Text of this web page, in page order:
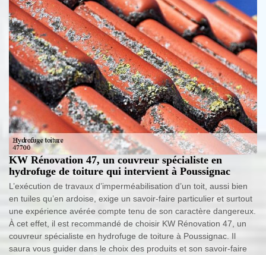
KW Rénovation 47, un couvreur spécialiste en
hydrofuge de toiture qui intervient à Poussignac
L’exécution de travaux d’imperméabilisation d’un toit, aussi bien
en tuiles qu’en ardoise, exige un savoir-faire particulier et surtout
une expérience avérée compte tenu de son caractère dangereux.
À cet effet, il est recommandé de choisir KW Rénovation 47, un
couvreur spécialiste en hydrofuge de toiture à Poussignac. Il
saura vous guider dans le choix des produits et son savoir-faire